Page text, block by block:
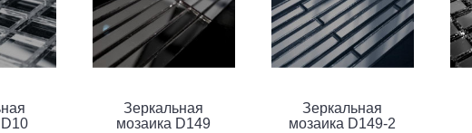
Зеркальная
мозаика D149
Зеркальная
мозаика D149-2